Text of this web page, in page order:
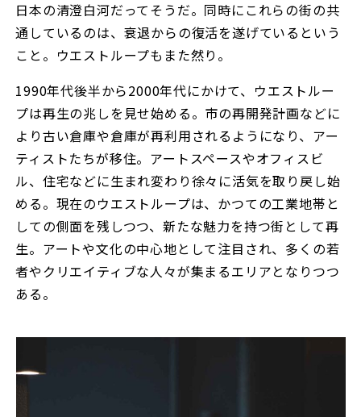
日本の清澄白河だってそうだ。同時にこれらの街の共
通しているのは、衰退からの復活を遂げているという
こと。ウエストループもまた然り。
1990年代後半から2000年代にかけて、ウエストルー
プは再生の兆しを見せ始める。市の再開発計画などに
より古い倉庫や倉庫が再利用されるようになり、アー
ティストたちが移住。アートスペースやオフィスビ
ル、住宅などに生まれ変わり徐々に活気を取り戻し始
める。現在のウエストループは、かつての工業地帯と
しての側面を残しつつ、新たな魅力を持つ街として再
生。アートや文化の中心地として注目され、多くの若
者やクリエイティブな人々が集まるエリアとなりつつ
ある。